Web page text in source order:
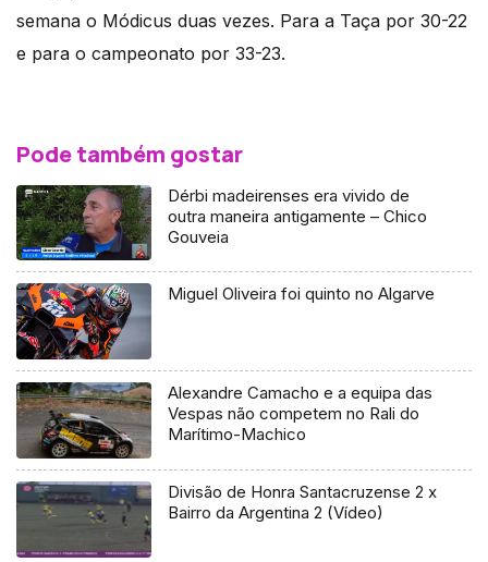
semana o Módicus duas vezes. Para a Taça por 30-22
e para o campeonato por 33-23.
Pode também gostar
Dérbi madeirenses era vivido de
outra maneira antigamente – Chico
Gouveia
Miguel Oliveira foi quinto no Algarve
Alexandre Camacho e a equipa das
Vespas não competem no Rali do
Marítimo-Machico
Divisão de Honra Santacruzense 2 x
Bairro da Argentina 2 (Vídeo)